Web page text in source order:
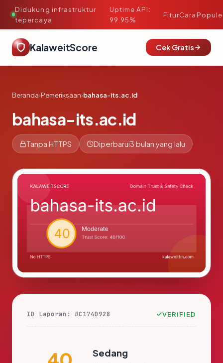
Didukung infrastruktur
tepercaya
·
Uptime API:
99.95%
FiturCara
KalaweitScore Cek Gratis
Beranda›Pemeriksaan›bahasa-its.ac.id
bahasa-its.ac.id
Tanpa HTTPS Diperbarui3 bulan yang lalu
ID Laporan: #C174D928 VERIFIED
Sedang